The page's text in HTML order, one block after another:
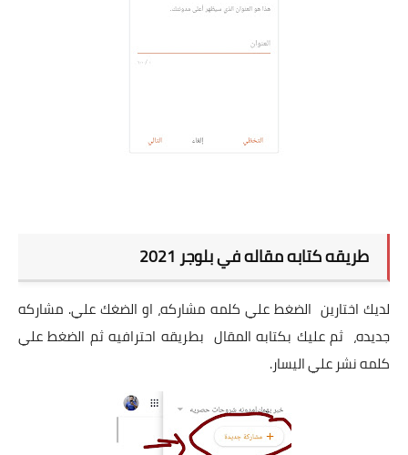
طريقه كتابه مقاله في بلوجر 2021
لديك اختارين الضغط علي كلمه مشاركه، او الضغك علي. مشاركه
جديده، ثم عليك بكتابه المقال بطريقه احترافيه ثم الضغط علي
كلمه نشر علي اليسار.